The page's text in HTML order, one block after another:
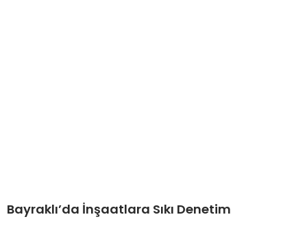
Bayraklı’da İnşaatlara Sıkı Denetim